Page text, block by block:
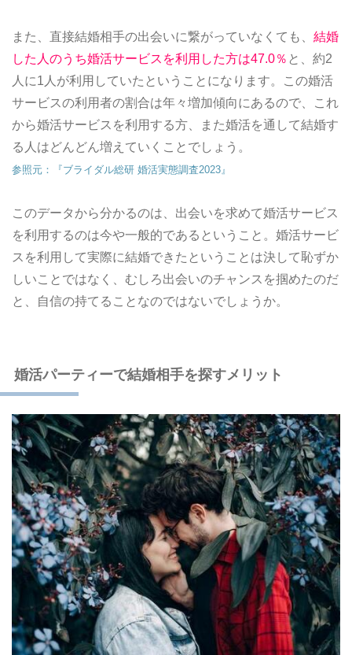
また、直接結婚相手の出会いに繋がっていなくても、 結婚
した人のうち婚活サービスを利用した方は47.0％ と、約2
人に1人が利用していたということになります。この婚活
サービスの利用者の割合は年々増加傾向にあるので、これ
から婚活サービスを利用する方、また婚活を通して結婚す
る人はどんどん増えていくことでしょう。
参照元：『ブライダル総研 婚活実態調査2023』
このデータから分かるのは、出会いを求めて婚活サービス
を利用するのは今や一般的であるということ。婚活サービ
スを利用して実際に結婚できたということは決して恥ずか
しいことではなく、むしろ出会いのチャンスを掴めたのだ
と、自信の持てることなのではないでしょうか。
婚活パーティーで結婚相手を探すメリット